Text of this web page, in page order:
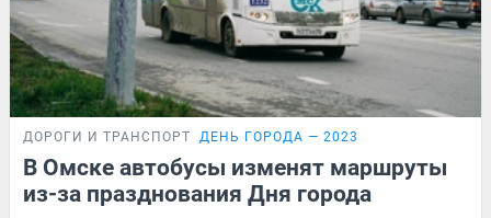
ДОРОГИ И ТРАНСПОРТ ДЕНЬ ГОРОДА — 2023
В Омске автобусы изменят маршруты
из-за празднования Дня города